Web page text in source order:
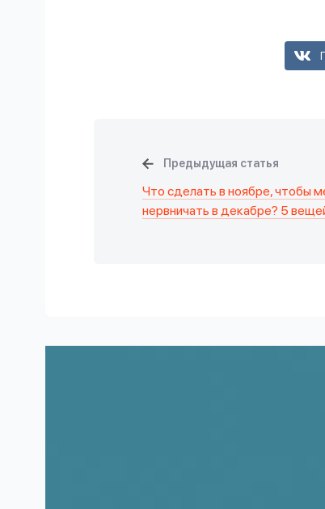
Предыдущая статья
Что сделать в ноябре, чтобы
нервничать в декабре? 5